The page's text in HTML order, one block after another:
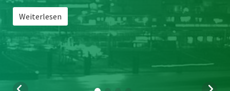
Weiterlesen